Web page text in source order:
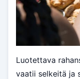
Luotettava
vaatii selkeitä ja